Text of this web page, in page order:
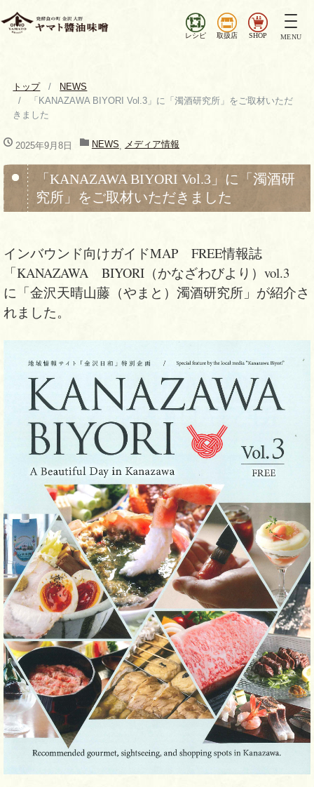
レシピ 取扱店 SHOP
ナ
ビ
ョ
替
MENU
トップ
NEWS
「KANAZAWA BIYORI Vol.3」に「濁酒研究所」をご取材いただ
きました
2025年9月8日 NEWS,メディア情報
「KANAZAWA BIYORI Vol.3」に「濁酒研
究所」をご取材いただきました
インバウンド向けガイドMAP FREE情報誌
「KANAZAWA BIYORI（かなざわびより）vol.3
に「金沢天晴山藤（やまと）濁酒研究所」が紹介さ
れました。